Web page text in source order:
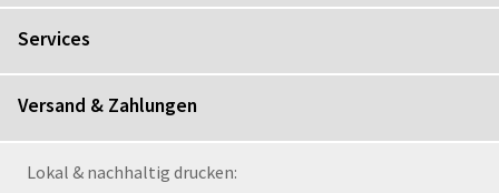
Services
Versand & Zahlungen
Lokal & nachhaltig drucken: